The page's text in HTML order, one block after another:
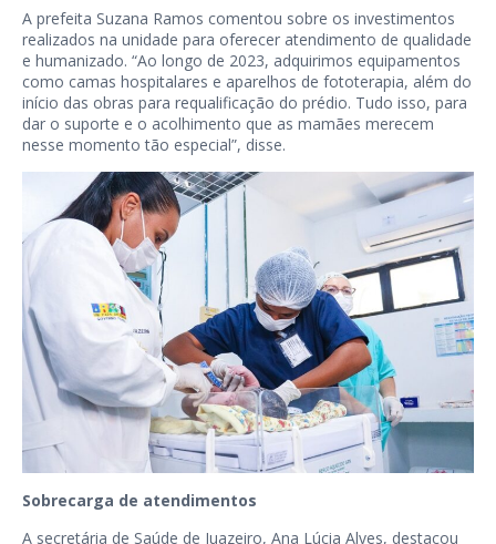
A prefeita Suzana Ramos comentou sobre os investimentos
realizados na unidade para oferecer atendimento de qualidade
e humanizado. “Ao longo de 2023, adquirimos equipamentos
como camas hospitalares e aparelhos de fototerapia, além do
início das obras para requalificação do prédio. Tudo isso, para
dar o suporte e o acolhimento que as mamães merecem
nesse momento tão especial”, disse.
Sobrecarga de atendimentos
A secretária de Saúde de Juazeiro, Ana Lúcia Alves, destacou